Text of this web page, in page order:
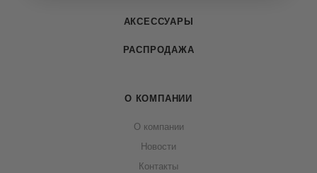
АКСЕССУАРЫ
РАСПРОДАЖА
О КОМПАНИИ
О компании
Новости
Контакты